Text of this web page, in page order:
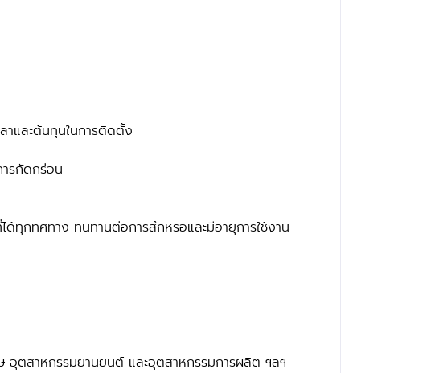
าและต้นทุนในการติดตั้ง
รกัดกร่อน
ทุกทิศทาง ทนทานต่อการสึกหรอและมีอายุการใช้งาน
อุตสาหกรรมยานยนต์ และอุตสาหกรรมการผลิต ฯลฯ